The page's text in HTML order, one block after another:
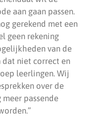
aan gaan passen.
gerekend met een
geen rekening
van de
dat niet correct en
leerlingen. Wij
over de
passende